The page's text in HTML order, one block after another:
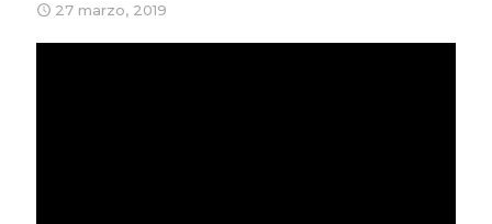
27 marzo, 2019